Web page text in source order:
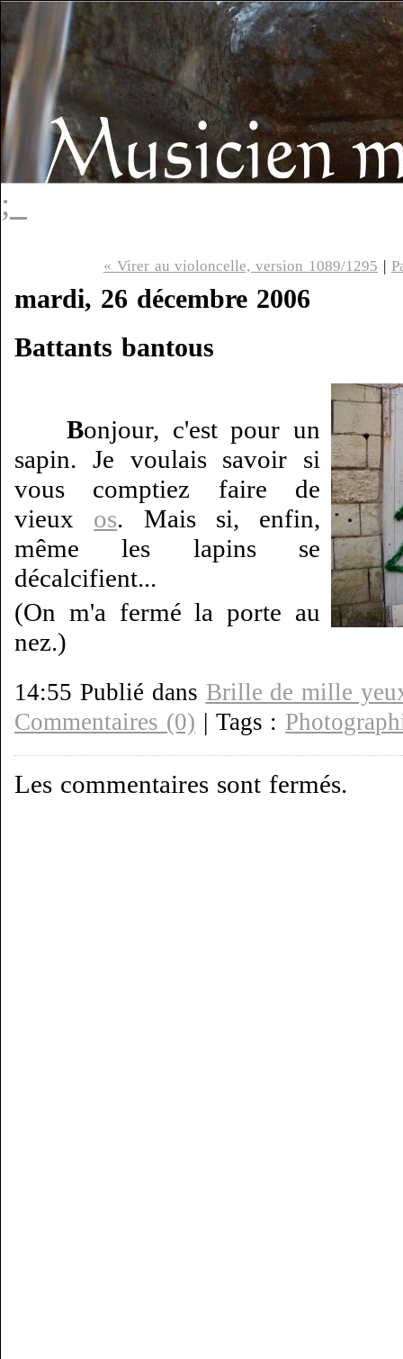
;_
« Virer au violoncelle, version 1089/1295 |
mardi, 26 décembre 2006
Battants bantous
Bonjour, c'est pour un
sapin. Je voulais savoir si
vous comptiez faire de
vieux os. Mais si, enfin,
même les lapins se
décalcifient...
(On m'a fermé la porte au
nez.)
14:55 Publié dans Brille de mille
Commentaires (0) | Tags :
Les commentaires sont fermés.